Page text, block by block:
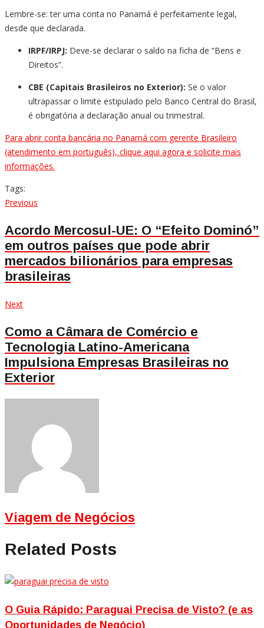
Lembre-se: ter uma conta no Panamá é perfeitamente legal,
desde que declarada.
IRPF/IRPJ: Deve-se declarar o saldo na ficha de “Bens e
Direitos”.
CBE (Capitais Brasileiros no Exterior): Se o valor
ultrapassar o limite estipulado pelo Banco Central do Brasil,
é obrigatória a declaração anual ou trimestral.
Para abrir conta bancária no Panamá com gerente Brasileiro
(atendimento em português), clique aqui agora e solicite mais
informações.
Tags:
Navegação
de
Post
Previous
Acordo Mercosul-UE: O “Efeito Dominó”
em outros países que pode abrir
mercados bilionários para empresas
brasileiras
NextNext
Como a Câmara de Comércio e
Tecnologia Latino-Americana
Impulsiona Empresas Brasileiras no
Exterior
Viagem de Negócios
Related Posts
O Guia Rápido: Paraguai Precisa de Visto? (e as
Oportunidades de Negócio)